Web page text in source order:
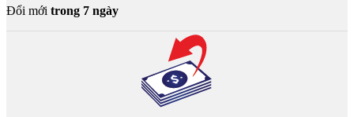
Đổi mới trong 7 ngày